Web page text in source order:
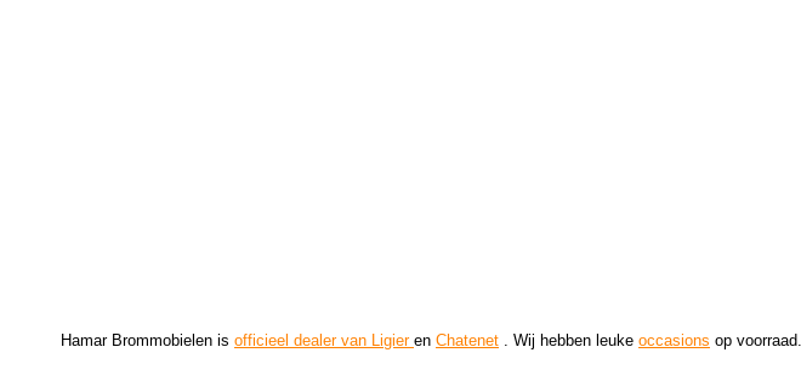
Hamar Brommobielen is officieel dealer van Ligier en Chatenet . Wij hebben leuke occasions op voorraad.